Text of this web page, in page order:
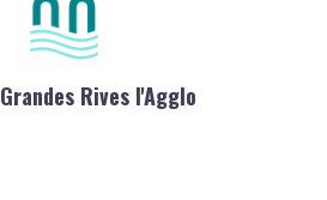
Rives l'Agglo